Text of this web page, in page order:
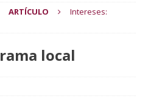
ARTÍCULO
Intereses:
local